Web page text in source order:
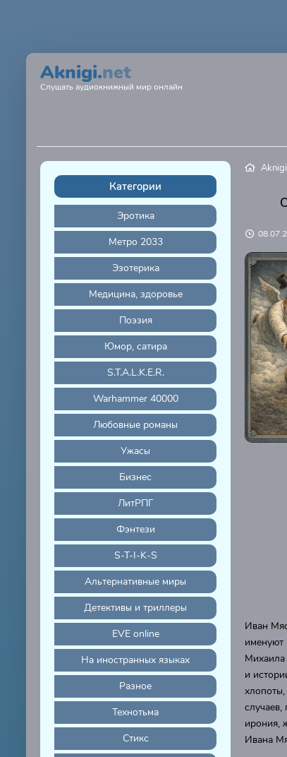
Aknigi.net
Слушать аудиокнижный мир онлайн
Категории
Эротика
Метро 2033
Эзотерика
Медицина, здоровье
Поэзия
Юмор, сатира
S.T.A.L.K.E.R.
Warhammer 40000
Любовные романы
Ужасы
Бизнес
ЛитРПГ
Фэнтези
S-T-I-K-S
Альтернативные миры
Детективы и триллеры
EVE online
На иностранных языках
Разное
Технотьма
Стикс
Иван
именуют
Михаила
и
ирония,
Ивана